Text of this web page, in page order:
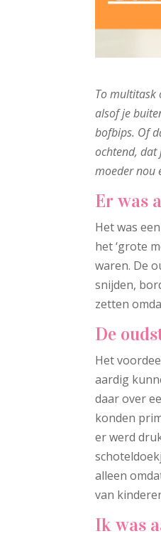
To multitask
alsof je
bofbips. Of
ochtend, dat
moeder nou
Er was
Het was
het ‘grote
waren. De
snijden,
zetten
De
Het
aardig
daar over
konden
er werd
alleen
van
Ik was